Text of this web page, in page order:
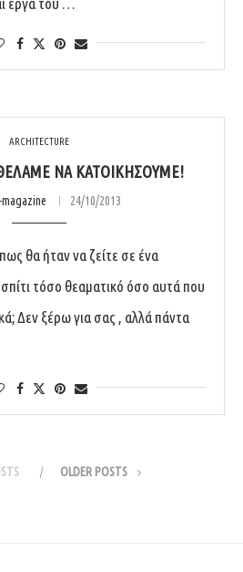
ARCHITECTURE
ΝΑ ΚΑΤΟΙΚΉΣΟΥΜΕ!
24/10/2013
θα ήταν να ζείτε σε ένα
σπίτι τόσο θεαματικό όσο αυτά που
Δεν ξέρω για σας , αλλά πάντα
OLDER POSTS